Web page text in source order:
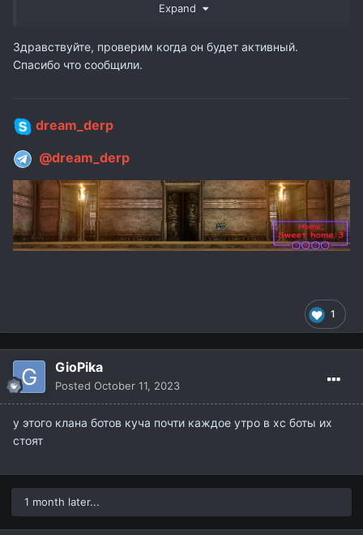
некоторые из членов клана также используют софт.
Expand
Здравствуйте, проверим когда он будет активный.
Спасибо что сообщили.
1
dream_derp
@dream_derp
GioPika
Posted October 11, 2023
у этого клана ботов куча почти каждое утро в хс боты их
стоят
1 month later...